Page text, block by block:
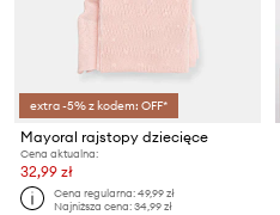
extra -5% z kodem: OFF*
Mayoral rajstopy dziecięce
Cena aktualna:
32,99 zł
Cena regularna:49,99 zł
Najniższa cena:34,99 zł